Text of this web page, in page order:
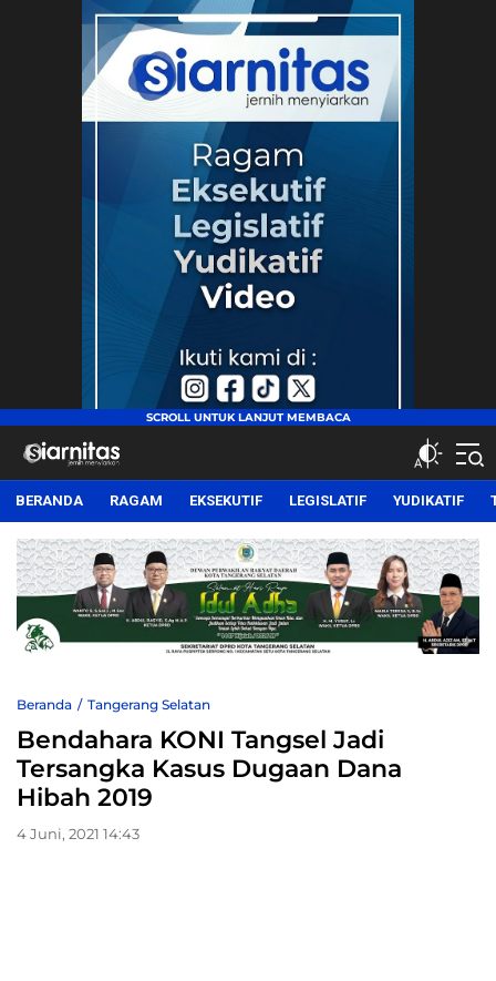
siarnitas
Jernih Menyiarkan
BERANDA RAGAM EKSEKUTIF LEGISLATIF YUDIKATIF
Beranda Tangerang Selatan
Bendahara KONI Tangsel Jadi
Tersangka Kasus Dugaan Dana
Hibah 2019
4 Juni, 2021 14:43